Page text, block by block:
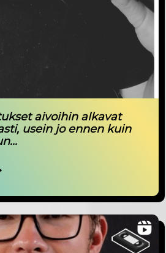
aivoihin alkavat
usein jo ennen kuin